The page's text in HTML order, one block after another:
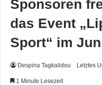
Sponsoren
das Event
Sport“ im
Despina Tagkalidou Letztes
1 Minute Lesezeit